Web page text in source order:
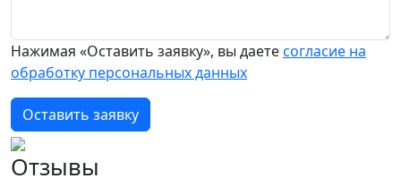
Нажимая «Оставить заявку», вы даетесогласие на
обработку персональных данных
Оставить заявку
Отзывы